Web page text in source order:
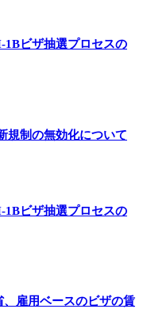
1Bビザ抽選プロセスの
規制の無効化について
1Bビザ抽選プロセスの
雇用ベースのビザの賃